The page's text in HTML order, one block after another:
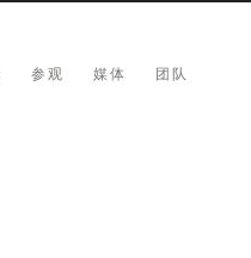
参观 媒体 团队